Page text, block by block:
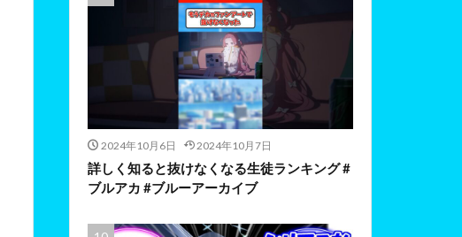
2024年10月6日 2024年10月7日
詳しく知ると抜けなくなる生徒ランキング #
ブルアカ #ブルーアーカイブ